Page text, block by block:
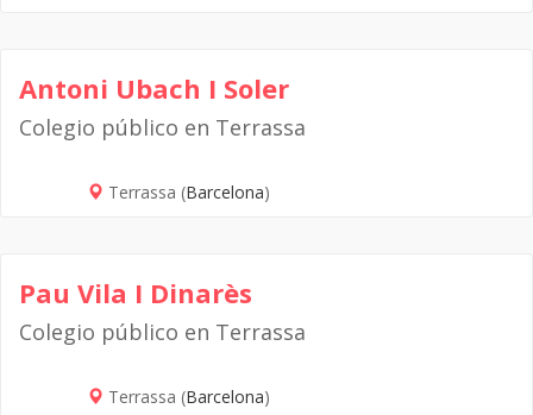
Antoni Ubach I Soler
Colegio público en Terrassa
Terrassa (Barcelona)
Pau Vila I Dinarès
Colegio público en Terrassa
Terrassa (Barcelona)